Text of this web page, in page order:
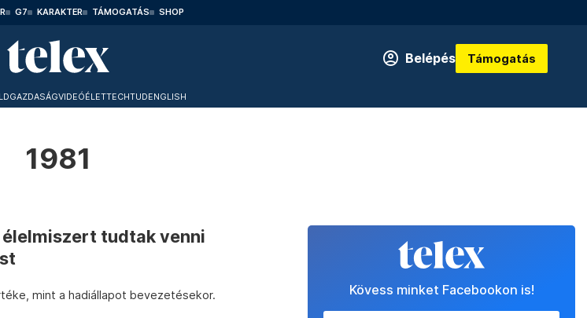
G7 KARAKTER TÁMOGATÁS SHOP
Belépés Támogatás
GAZDASÁGVIDEÓÉLETTECHTUDENGLISH
1981
tudtak venni
mint a hadiállapot bevezetésekor. Kövess minket Facebookon is!